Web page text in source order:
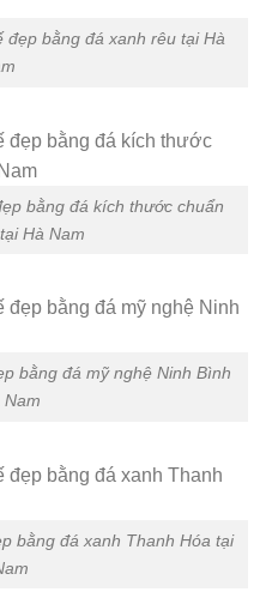
bằng đá xanh rêu tại Hà
bằng đá kích thước chuẩn
Hà Nam
bằng đá mỹ nghệ Ninh Bình
Nam
bằng đá xanh Thanh Hóa tại